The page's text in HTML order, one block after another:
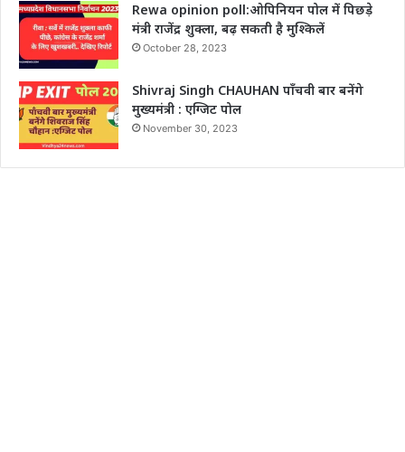
Rewa opinion poll:ओपिनियन पोल में पिछड़े
मंत्री राजेंद्र शुक्ला, बढ़ सकती है मुश्किलें
October 28, 2023
Shivraj Singh CHAUHAN पाँचवी बार बनेंगे
मुख्यमंत्री : एग्जिट पोल
November 30, 2023